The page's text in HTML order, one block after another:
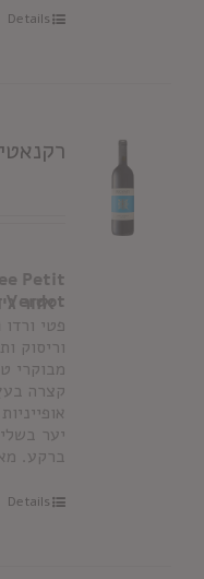
Details
Petit
Verdot
אזור
פטי ורדו
וריסוק
מבוקרי
קצרה
יער
ברקע.
Details